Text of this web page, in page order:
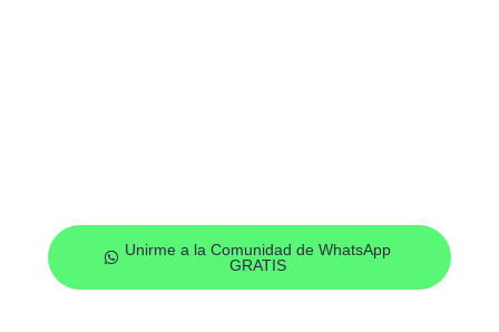
Unirme a la Comunidad de WhatsApp
GRATIS